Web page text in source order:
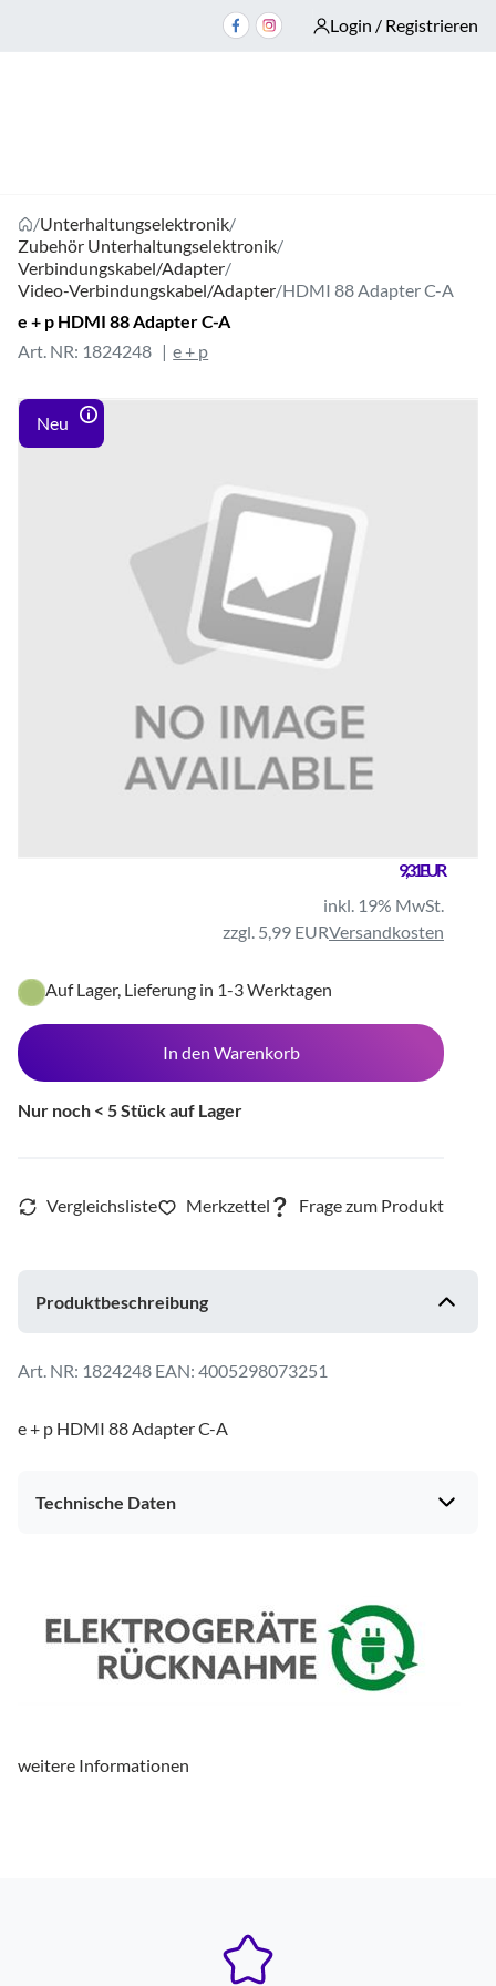
Login / Registrieren
/Unterhaltungselektronik/
Zubehör Unterhaltungselektronik/
Verbindungskabel/Adapter/
Video-Verbindungskabel/Adapter/HDMI 88 Adapter C-A
e + p HDMI 88 Adapter C-A
Art. NR: 1824248
e + p
Neu
9,31 EUR
inkl. 19% MwSt.
zzgl. 5,99 EURVersandkosten
Auf Lager, Lieferung in 1-3 Werktagen
In den Warenkorb
Nur noch < 5 Stück auf Lager
Produktbeschreibung
1824248 EAN: 4005298073251
e + p HDMI 88 Adapter C-A
Technische Daten
weitere Informationen